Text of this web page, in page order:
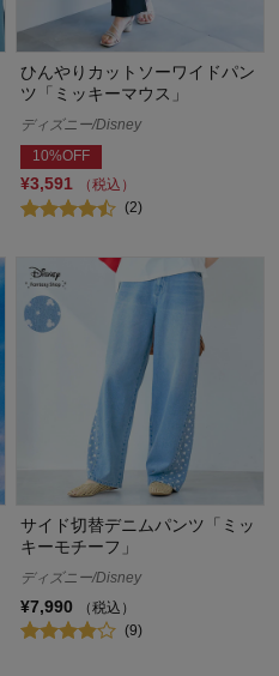
ひんやりカットソーワイドパン
ツ「ミッキーマウス」
ディズニー/Disney
10%OFF
¥3,591
（税込）
(2)
サイド切替デニムパンツ「ミッ
キーモチーフ」
ディズニー/Disney
¥7,990
（税込）
(9)